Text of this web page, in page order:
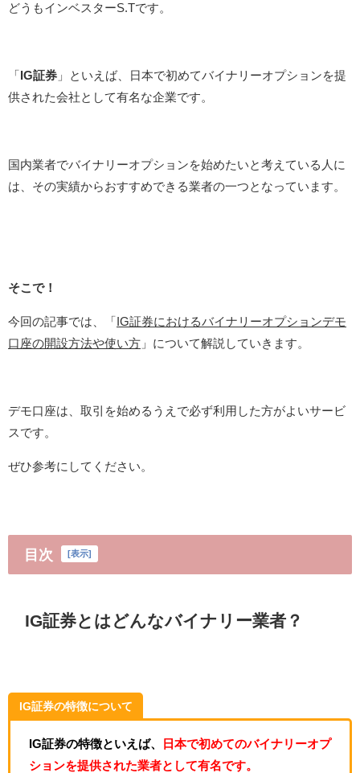
どうもインベスターS.Tです。
「IG証券 」といえば、日本で初めてバイナリーオプションを提
供された会社として有名な企業です。
国内業者でバイナリーオプションを始めたいと考えている人に
は、その実績からおすすめできる業者の一つとなっています。
そこで！
今回の記事では、「IG証券におけるバイナリーオプションデモ
口座の開設方法や使い方 」について解説していきます。
デモ口座は、取引を始めるうえで必ず利用した方がよいサービ
スです。
ぜひ参考にしてください。
目次 [表示]
IG証券とはどんなバイナリー業者？
IG証券の特徴について
IG証券の特徴といえば、
日本で初めてのバイナリーオプ
ションを提供された業者として有名です。